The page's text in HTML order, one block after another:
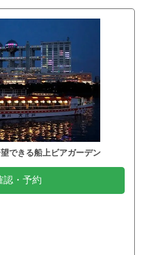
できる船上ビアガーデン
認・予約